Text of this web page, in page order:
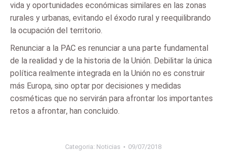
vida y oportunidades económicas similares en las zonas
rurales y urbanas, evitando el éxodo rural y reequilibrando
la ocupación del territorio.
Renunciar a la PAC es renunciar a una parte fundamental
de la realidad y de la historia de la Unión. Debilitar la única
política realmente integrada en la Unión no es construir
más Europa, sino optar por decisiones y medidas
cosméticas que no servirán para afrontar los importantes
retos a afrontar, han concluido.
Categoria: Noticias 09/07/2018